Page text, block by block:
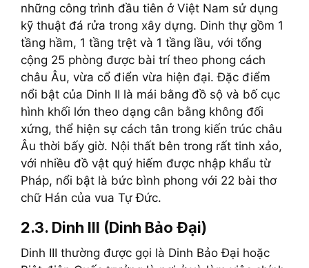
những công trình đầu tiên ở Việt Nam sử dụng
kỹ thuật đá rửa trong xây dựng. Dinh thự gồm 1
tầng hầm, 1 tầng trệt và 1 tầng lầu, với tổng
cộng 25 phòng được bài trí theo phong cách
châu Âu, vừa cổ điển vừa hiện đại. Đặc điểm
nổi bật của Dinh II là mái bằng đồ sộ và bố cục
hình khối lớn theo dạng cân bằng không đối
xứng, thể hiện sự cách tân trong kiến trúc châu
Âu thời bấy giờ. Nội thất bên trong rất tinh xảo,
với nhiều đồ vật quý hiếm được nhập khẩu từ
Pháp, nổi bật là bức bình phong với 22 bài thơ
chữ Hán của vua Tự Đức.
2.3. Dinh III (Dinh Bảo Đại)
Dinh III thường được gọi là Dinh Bảo Đại hoặc